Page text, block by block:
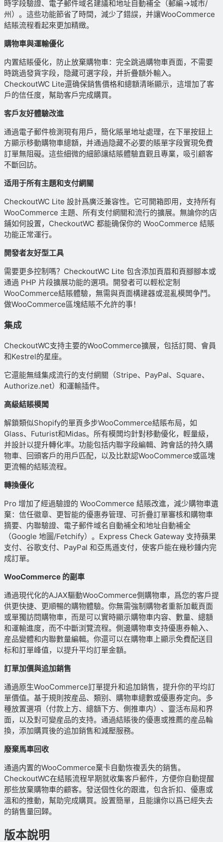
時字段驗證、電子郵件域名建議和地址自動補全（郵編→城市/
州）。這些功能節省了時間，減少了錯誤，并讓WooCommerce
結賬流程看起來更加精緻。
購物車與運輸優化
内置結賬優化，防止放棄購物車：完全跳過購物車頁面，不需要
時跳過發貨字段，隐藏可選字段，并折疊額外輸入。
CheckoutWC Lite還确保銷售價格和總額清晰顯示，這增加了客
戶的信任度，幫助客戶完成購買。
客戶友好體驗改進
通過電子郵件檢測現有用戶，簡化賬單地址處理，在下單按鈕上
方顯示移動購物車總額，并通過隐藏不必要的賬單字段實現免費
訂單無阻礙。這些細微的細節讓結賬體驗直觀且專業，吸引顧客
不斷回訪。
适用于所有主題和支付網關
CheckoutWC Lite 設計爲廣泛兼容性。它可開箱即用，支持所有
WooCommerce 主題、所有支付網關和流行的擴展。無論你的店
鋪如何設置，CheckoutWC 都能确保你的 WooCommerce 結賬
功能正常運行。
開發者友好型工具
需要更多控制嗎？CheckoutWC Lite 包含添加頁眉和頁腳腳本或
通過 PHP 片段擴展功能的選項。開發者可以輕松定制
WooCommerce結賬體驗，無需與頁面構建器或混亂模闆争鬥。
做WooCommerce區塊結賬不允許的事！
集成
CheckoutWC支持主要的WooCommerce擴展，包括訂閱、會員
和Kestrel的星座。
它還能無縫集成流行的支付網關（Stripe、PayPal、Square、
Authorize.net）和運輸插件。
高級結賬模闆
解鎖類似Shopify的單頁多步WooCommerce結賬布局，如
Glass、Futurist和Midas。所有模闆均針對移動優化，輕量級，
并設計以提升轉化率。功能包括内聯字段編輯、跨會話的持久購
物車、回頭客戶的用戶匹配，以及比默認WooCommerce或區塊
更流暢的結賬流程。
轉換優化
Pro 增加了經過驗證的 WooCommerce 結賬改進，減少購物車遺
棄：信任徽章、更智能的優惠券管理、可折疊訂單審核和購物車
摘要、内聯驗證、電子郵件域名自動補全和地址自動補全
（Google 地圖/Fetchify）。Express Check Gateway 支持蘋果
支付、谷歌支付、PayPal 和亞馬遜支付，使客戶能在幾秒鍾内完
成訂單。
WooCommerce 的副車
通過現代化的AJAX驅動WooCommerce側購物車，爲您的客戶提
供更快捷、更順暢的購物體驗。你無需強制購物者重新加載頁面
或單獨訪問購物車，而是可以實時顯示購物車内容、數量、總額
和運輸進度，而不中斷浏覽流程。側邊購物車支持優惠券輸入、
産品變體和内聯數量編輯。你還可以在購物車上顯示免費配送目
标和訂單峰值，以提升平均訂單金額。
訂單加價與追加銷售
通過原生WooCommerce訂單提升和追加銷售，提升你的平均訂
單價值。基于規則按産品、類别、購物車總數或優惠券定向。多
種放置選項（付款上方、總額下方、側推車内）、靈活布局和界
面，以及對可變産品的支持。通過結賬後的優惠或推薦的産品輪
換，添加購買後的追加銷售和減壓服務。
廢棄馬車回收
通過内置的WooCommerce棄卡自動恢複丢失的銷售。
CheckoutWC在結賬流程早期就收集客戶郵件，方便你自動提醒
那些放棄購物車的顧客。發送個性化的跟進，包含折扣、優惠或
溫和的推動，幫助完成購買。設置簡單，且能讓你以爲已經失去
的銷售量回歸。
版本說明